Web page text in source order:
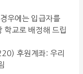
우에는 입급자를
학교로 배정해 드립
후원계좌: 우리